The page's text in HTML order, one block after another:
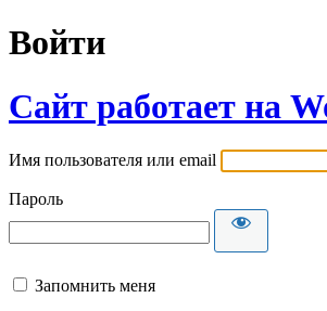
Войти
Сайт работает на
Имя пользователя или email
Пароль
Запомнить меня